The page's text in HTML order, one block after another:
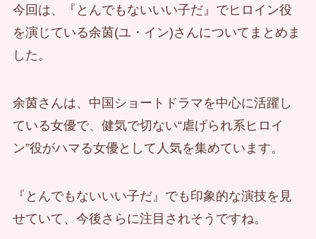
今回は、『とんでもないいい子だ』でヒロイン役
を演じている余茵(ユ・イン)さんについてまとめま
した。
余茵さんは、中国ショートドラマを中心に活躍し
ている女優で、健気で切ない“虐げられ系ヒロイ
ン”役がハマる女優として人気を集めています。
『とんでもないいい子だ』でも印象的な演技を見
せていて、今後さらに注目されそうですね。